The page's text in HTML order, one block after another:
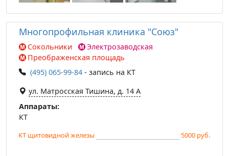
Многопрофильная клиника "Союз"
Сокольники
Электрозаводская
Преображенская площадь
(495) 065-99-84 - запись на КТ
ул. Матросская Тишина, д. 14 А
Аппараты:
КТ
КТ щитовидной железы 5000 руб.